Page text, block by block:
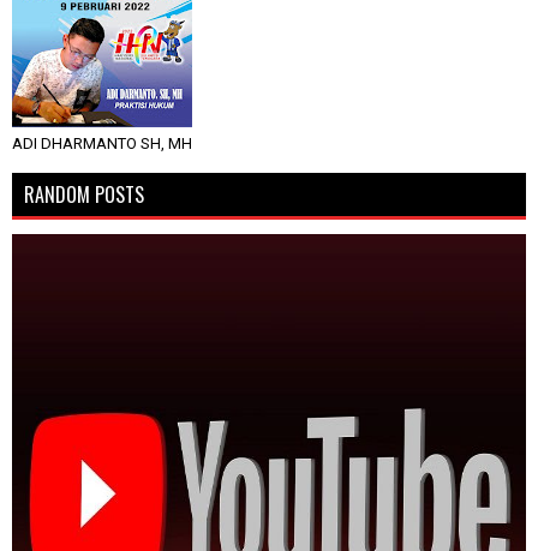
ADI DHARMANTO SH, MH
RANDOM POSTS